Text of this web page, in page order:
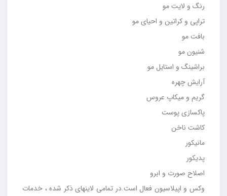
رنگ و لایت مو
تراپی و کراتین و احیای مو
بافت مو
شنیون مو
براشینگ و استایل مو
آرایش چهره
گریم و میکاپ عروس
پاکسازی پوست
کاشت ناخن
مانیکور
پدیکور
اصلاح صورت و ابرو
وکس و اپیلاسیون فعال است.در تمامی لاینهای ذکر شده ، خدمات